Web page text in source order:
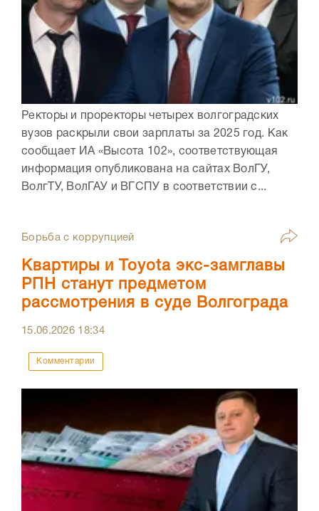
Ректоры и проректоры четырех волгоградских
вузов раскрыли свои зарплаты за 2025 год. Как
сообщает ИА «Высота 102», соответствующая
информация опубликована на сайтах ВолГУ,
ВолгТУ, ВолГАУ и ВГСПУ в соответствии с...
Борьба с коррупцией
Квартиры и Toyota экс-замглавы
РПН станут предметом
рассмотрения в суде Волгограда
15.06.2026 18:34
Комментарии